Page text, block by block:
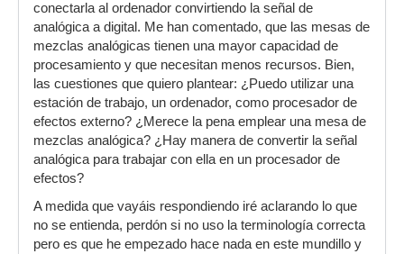
conectarla al ordenador convirtiendo la señal de
analógica a digital. Me han comentado, que las mesas de
mezclas analógicas tienen una mayor capacidad de
procesamiento y que necesitan menos recursos. Bien,
las cuestiones que quiero plantear: ¿Puedo utilizar una
estación de trabajo, un ordenador, como procesador de
efectos externo? ¿Merece la pena emplear una mesa de
mezclas analógica? ¿Hay manera de convertir la señal
analógica para trabajar con ella en un procesador de
efectos?
A medida que vayáis respondiendo iré aclarando lo que
no se entienda, perdón si no uso la terminología correcta
pero es que he empezado hace nada en este mundillo y